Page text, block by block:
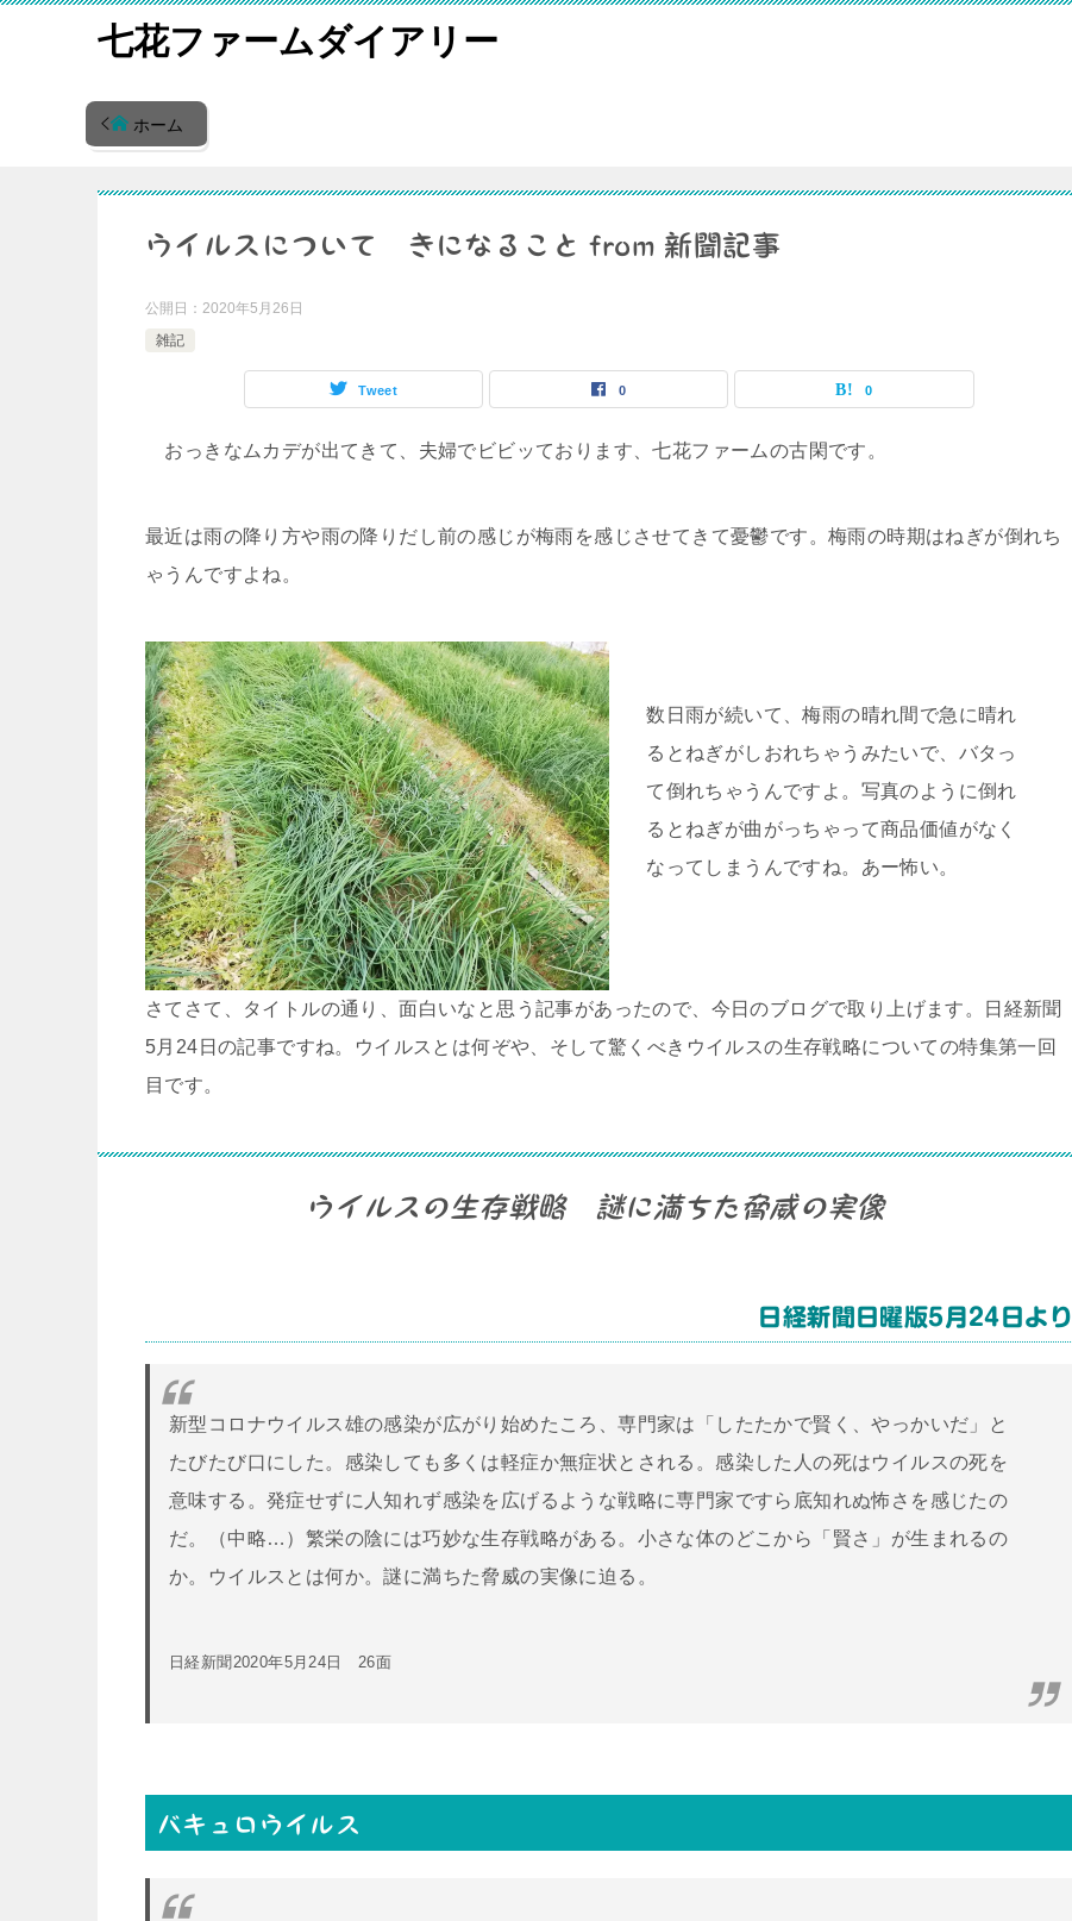
七花ファームダイアリー
ホーム
ウイルスについて きになること from 新聞記事
公開日： 2020年5月26日
雑記
Tweet 0 0
おっきなムカデが出てきて、夫婦でビビッております、七花ファームの古閑です。
最近は雨の降り方や雨の降りだし前の感じが梅雨を感じさせてきて憂鬱です。梅雨の時期はねぎが倒れち
ゃうんですよね。
数日雨が続いて、梅雨の晴れ間で急に晴れ
るとねぎがしおれちゃうみたいで、バタっ
て倒れちゃうんですよ。写真のように倒れ
るとねぎが曲がっちゃって商品価値がなく
なってしまうんですね。あー怖い。
さてさて、タイトルの通り、面白いなと思う記事があったので、今日のブログで取り上げます。日経新聞
5月24日の記事ですね。ウイルスとは何ぞや、そして驚くべきウイルスの生存戦略についての特集第一回
目です。
ウイルスの生存戦略 謎に満ちた脅威の実像
日経新聞日曜版5月24日より
新型コロナウイルス雄の感染が広がり始めたころ、専門家は「したたかで賢く、やっかいだ」と
たびたび口にした。感染しても多くは軽症か無症状とされる。感染した人の死はウイルスの死を
意味する。発症せずに人知れず感染を広げるような戦略に専門家ですら底知れぬ怖さを感じたの
だ。（中略…）繁栄の陰には巧妙な生存戦略がある。小さな体のどこから「賢さ」が生まれるの
か。ウイルスとは何か。謎に満ちた脅威の実像に迫る。
日経新聞2020年5月24日 26面
バキュロウイルス